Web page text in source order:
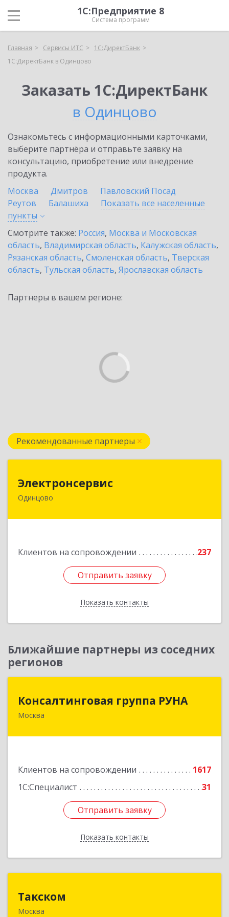
1С:Предприятие 8
Система программ
Главная Сервисы ИТС
1С:ДиректБанк
1С:ДиректБанк в Одинцово
Заказать 1С:ДиректБанк
в Одинцово
Ознакомьтесь с информационными карточками,
выберите партнёра и отправьте заявку на
консультацию, приобретение или внедрение
продукта.
Москва
Дмитров
Павловский Посад
Реутов
Балашиха
Показать все населенные
пункты
Смотрите также: Россия, Москва и Московская
область, Владимирская область, Калужская область,
Рязанская область, Смоленская область, Тверская
область, Тульская область, Ярославская область
Партнеры в вашем регионе:
Рекомендованные партнеры
Электронсервис
Одинцово
Клиентов на сопровождении 237
Отправить заявку
Показать контакты
143050, Московская обл, Одинцовский р-н,
Подробнее
Отправить заявку
Назад
Ближайшие партнеры из соседних
регионов
Консалтинговая группа РУНА
Москва
Клиентов на сопровождении
1617
1С:Специалист
31
Отправить заявку
Показать контакты
117218, Москва г, Кржижановского ул, дом №
Отправить заявку
Назад
Такском
Москва119034, Москва г, Барыковский пер, дом №